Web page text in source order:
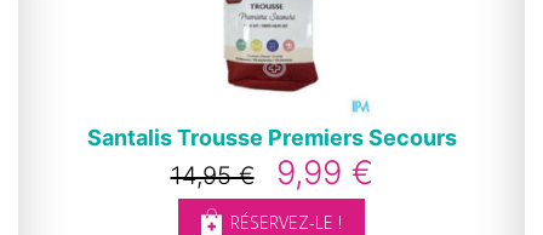
Santalis Trousse Premiers Secours
14,95 € 9,99 €
RÉSERVEZ-LE !